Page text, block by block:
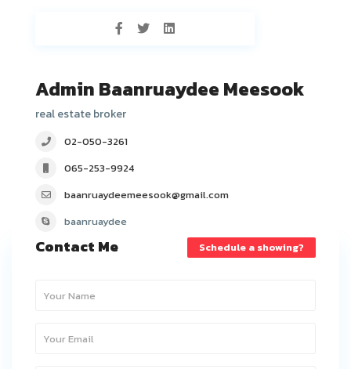
Admin Baanruaydee Meesook
real estate broker
02-050-3261
065-253-9924
baanruaydeemeesook@gmail.com
baanruaydee
Contact Me Schedule a showing?